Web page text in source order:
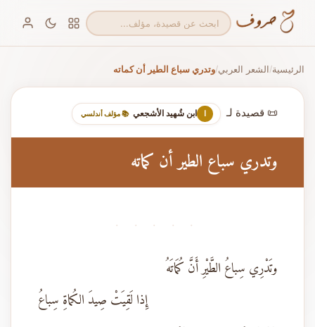
الرئيسية/الشعر العربي/وتدري سباع الطير أن كماته
📜 قصيدة لـ ا ابن شُهيد الأشجعي 📚 مؤلف أندلسي
وتدري سباع الطير أن كماته
· · · · ·
وتَدْرِي سِباعُ الطَّيْرِ أَنَّ كُمَاتَهُ
إِذا لَقِيَتْ صِيدَ الكُماةِ سِباعُ